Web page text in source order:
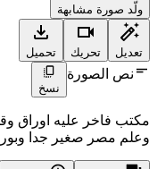
ولّد صورة مشابهة
تعديل تحريك تحميل
نص الصورة
نسخ
مكتب فاخر عليه اوراق
وعلم مصر صغير جدا